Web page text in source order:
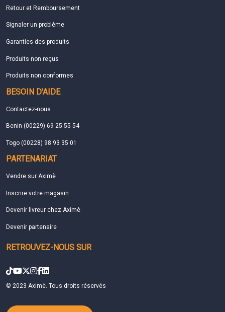
Retour et Remboursement
Signaler un problème
Garanties des produits
Produits non reçus
Produits non conformes
BESOIN D'AIDE
Contactez-nous
Benin (00229) 69 25 55 54
Togo (00228) 98 93 35 01
PARTENARIAT
Vendre sur Aximè
Inscrire votre magasin
Devenir livreur chez Aximè
Devenir partenaire
RETROUVEZ-NOUS SUR
© 2023 Aximè. Tous droits réservés